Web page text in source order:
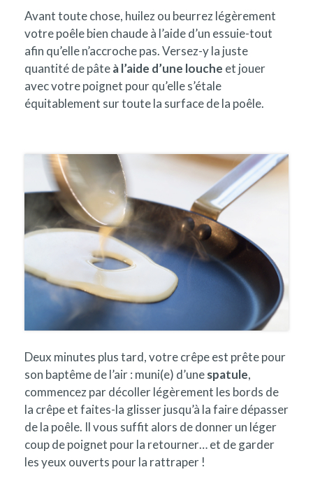
Avant toute chose, huilez ou beurrez légèrement
votre poêle bien chaude à l’aide d’un essuie-tout
afin qu’elle n’accroche pas. Versez-y la juste
quantité de pâteà l’aide d’une louche et jouer
avec votre poignet pour qu’elle s’étale
équitablement sur toute la surface de la poêle.
Deux minutes plus tard, votre crêpe est prête pour
son baptême de l’air : muni(e) d’unespatule,
commencez par décoller légèrement les bords de
la crêpe et faites-la glisser jusqu’à la faire dépasser
de la poêle. Il vous suffit alors de donner un léger
coup de poignet pour la retourner… et de garder
les yeux ouverts pour la rattraper !